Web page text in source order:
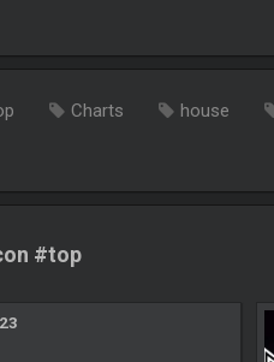
Charts house
#top